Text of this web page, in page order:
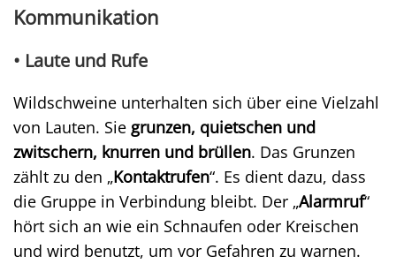
Kommunikation
• Laute und Rufe
Wildschweine unterhalten sich über eine Vielzahl
von Lauten. Sie grunzen, quietschen und
zwitschern, knurren und brüllen. Das Grunzen
zählt zu den „Kontaktrufen“. Es dient dazu, dass
die Gruppe in Verbindung bleibt. Der „Alarmruf“
hört sich an wie ein Schnaufen oder Kreischen
und wird benutzt, um vor Gefahren zu warnen.